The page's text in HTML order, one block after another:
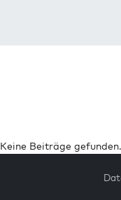
Keine Beiträge gefunden.